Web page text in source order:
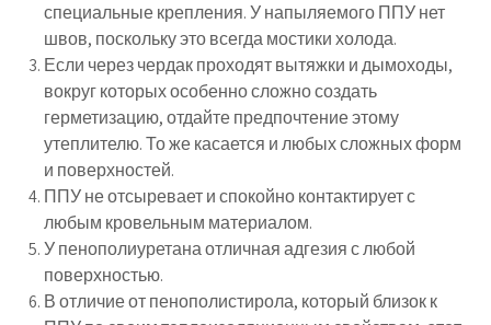
специальные крепления. У напыляемого ППУ нет
швов, поскольку это всегда мостики холода.
Если через чердак проходят вытяжки и дымоходы,
вокруг которых особенно сложно создать
герметизацию, отдайте предпочтение этому
утеплителю. То же касается и любых сложных форм
и поверхностей.
ППУ не отсыревает и спокойно контактирует с
любым кровельным материалом.
У пенополиуретана отличная адгезия с любой
поверхностью.
В отличие от пенополистирола, который близок к